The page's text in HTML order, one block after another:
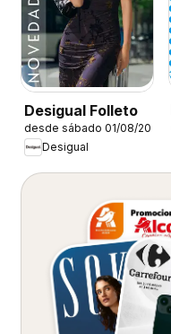
Desigual Folleto
desde sábado 01/08/2026
Desigual